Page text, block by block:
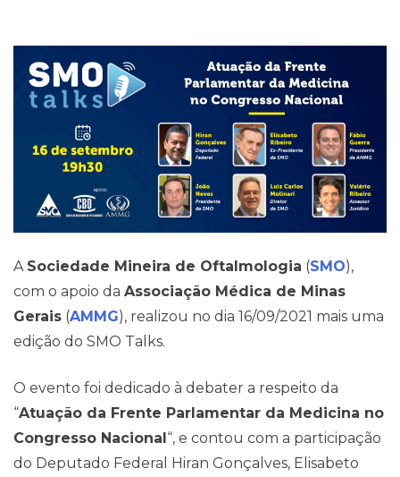
A Sociedade Mineira de Oftalmologia (SMO),
com o apoio da Associação Médica de Minas
Gerais (AMMG), realizou no dia 16/09/2021 mais uma
edição do SMO Talks.
O evento foi dedicado à debater a respeito da
“Atuação da Frente Parlamentar da Medicina no
Congresso Nacional“, e contou com a participação
do Deputado Federal Hiran Gonçalves, Elisabeto